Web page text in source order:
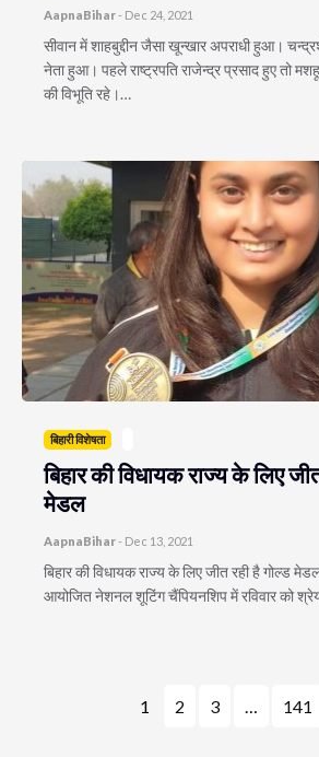
AapnaBihar- Dec 24, 2021
सीवान में शाहबुद्दीन जैसा खून्खार अपराधी हुआ।
नेता हुआ। पहले राष्ट्रपति राजेन्द्र प्रसाद हुए तो
की विभूति रहे।…
बिहारी विशेषता
बिहार की विधायक राज्य के लिए
मेडल
AapnaBihar- Dec 13, 2021
बिहार की विधायक राज्य के लिए जीत रही है गोल्ड
आयोजित नेशनल शूटिंग चैंपियनशिप में रविवार को
1 2 3 … 141